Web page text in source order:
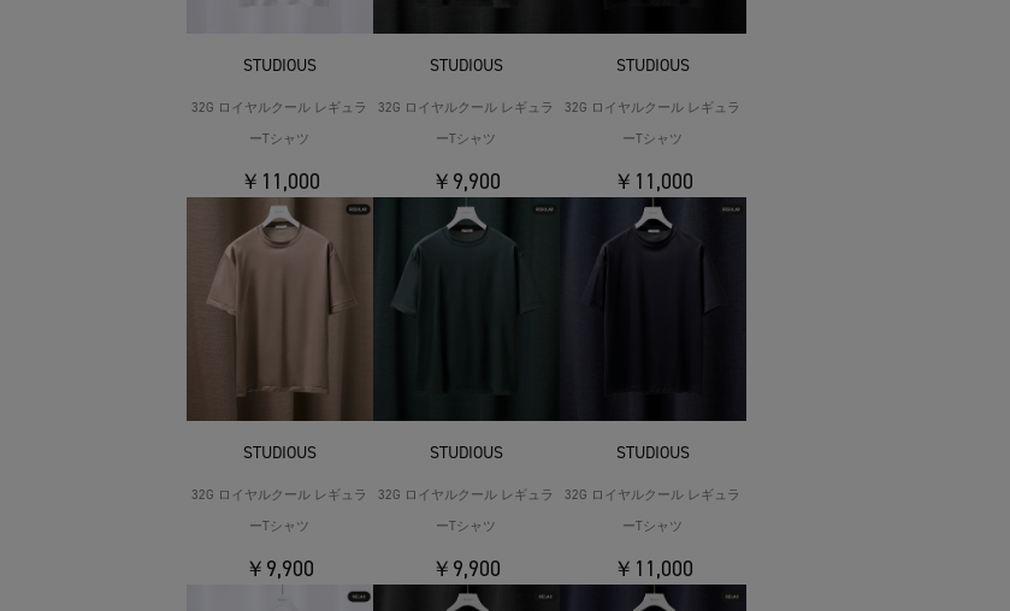
STUDIOUS
32G ロイヤルクール レギュラ
ーTシャツ
￥11,000
STUDIOUS
32G ロイヤルクール レギュラ
ーTシャツ
￥9,900
STUDIOUS
32G ロイヤルクール レギュラ
ーTシャツ
￥11,000
STUDIOUS
32G ロイヤルクール レギュラ
ーTシャツ
￥9,900
STUDIOUS
32G ロイヤルクール レギュラ
ーTシャツ
￥9,900
STUDIOUS
32G ロイヤルクール レギュラ
ーTシャツ
￥11,000